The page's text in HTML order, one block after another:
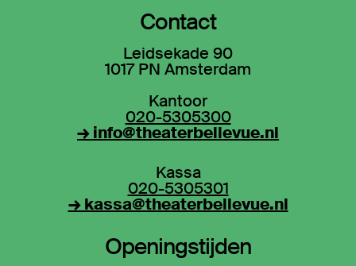
Contact
Leidsekade 90
1017 PN Amsterdam
Kantoor
020-5305300
→ info@theaterbellevue.nl
Kassa
020-5305301
→ kassa@theaterbellevue.nl
Openingstijden